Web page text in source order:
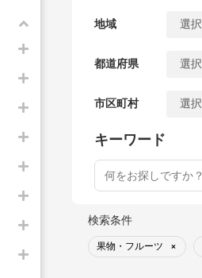
地域
都道府県
市区町村
キーワード
検索条件
果物・フルーツ ×